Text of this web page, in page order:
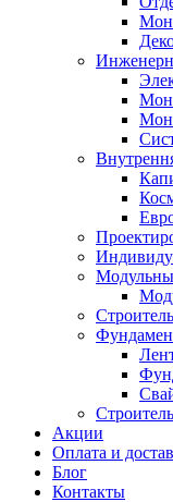
Акции
Оплата и
Блог
Контакты